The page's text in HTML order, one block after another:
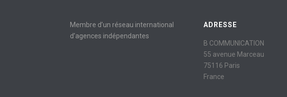
Membre d’un réseau international
d’agences indépendantes
ADRESSE
B COMMUNICATION
55 avenue Marceau
75116 Paris
France